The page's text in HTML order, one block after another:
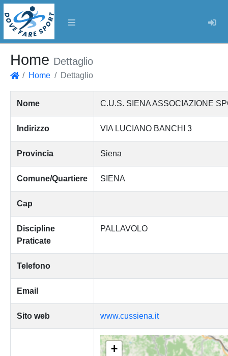
Home Dettaglio
Home Dettaglio
Nome C.U.S. SIENA ASSOCIAZIONE
Indirizzo VIA LUCIANO BANCHI 3
Provincia Siena
Comune/Quartiere SIENA
Cap
Discipline
Praticate
PALLAVOLO
Telefono
Email
Sito web www.cussiena.it
+